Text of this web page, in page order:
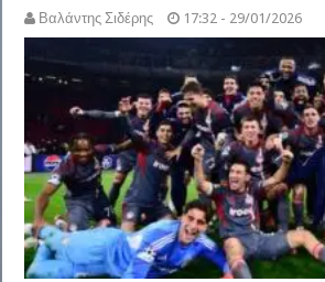
Βαλάντης Σιδέρης 17:32 - 29/01/2026